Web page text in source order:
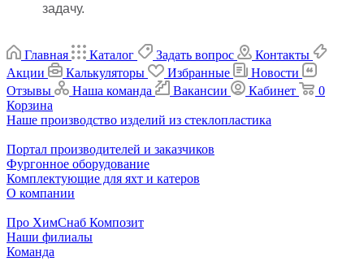
задачу.
Главная Каталог Задать вопрос
Контакты
Акции
Калькуляторы Избранные
Новости
Отзывы
Наша команда Вакансии Кабинет
0
Корзина
Наше производство изделий из стеклопластика
Портал производителей и заказчиков
Фургонное оборудование
Комплектующие для яхт и катеров
О компании
Про ХимСнаб Композит
Наши филиалы
Команда